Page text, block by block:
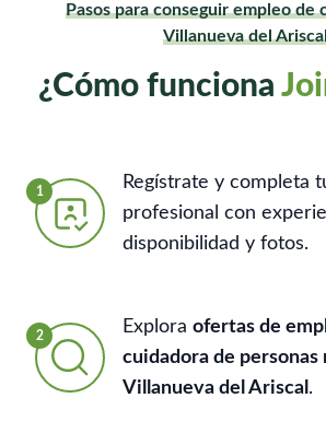
Pasos para conseguir empleo de
Villanueva del
¿Cómo funciona
1
Regístrate y completa
profesional con
disponibilidad y fotos.
2 Explora ofertas de
cuidadora de personas
Villanueva del Ariscal .